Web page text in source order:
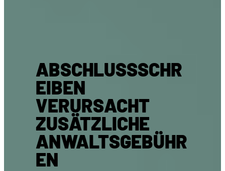
ABSCHLUSSSCHR
EIBEN
VERURSACHT
ZUSÄTZLICHE
ANWALTSGEBÜHR
EN